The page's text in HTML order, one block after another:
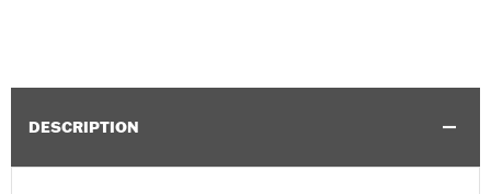
DESCRIPTION